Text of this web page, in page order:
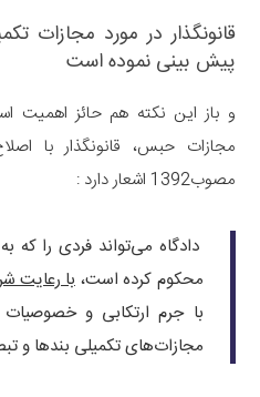
قانونگذار در مورد مجازات
پیش بینی نموده است
مجازات حبس، قانونگذار با اصلاح
مصوب1392 اشعار دارد :
دادگاه می‌تواند فردی را
محکوم کرده است،با رعایت
با جرم ارتکابی و
مجازات‌های تکمیلی بندها و